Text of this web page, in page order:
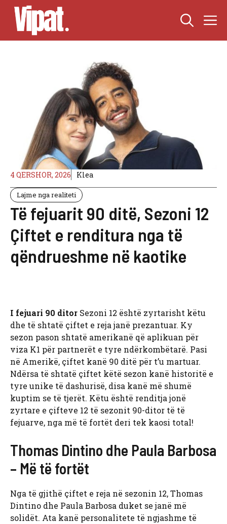
Skip
content
4 QERSHOR, 2026 Klea
Lajme nga realiteti
Të fejuarit 90 ditë, Sezoni 12
Çiftet e renditura nga të
qëndrueshme në kaotike
I fejuari 90 ditor Sezoni 12 është zyrtarisht këtu
dhe të shtatë çiftet e reja janë prezantuar. Ky
sezon pason shtatë amerikanë që aplikuan për
viza K1 për partnerët e tyre ndërkombëtarë. Pasi
në Amerikë, çiftet kanë 90 ditë për t’u martuar.
Ndërsa të shtatë çiftet këtë sezon kanë historitë e
tyre unike të dashurisë, disa kanë më shumë
kuptim se të tjerët. Këtu është renditja jonë
zyrtare e çifteve 12 të sezonit 90-ditor të të
fejuarve, nga më të fortët deri tek kaosi total!
Thomas Dintino dhe Paula Barbosa
– Më të fortët
Nga të gjithë çiftet e reja në sezonin 12, Thomas
Dintino dhe Paula Barbosa duket se janë më
solidët. Ata kanë personalitete të ngjashme të